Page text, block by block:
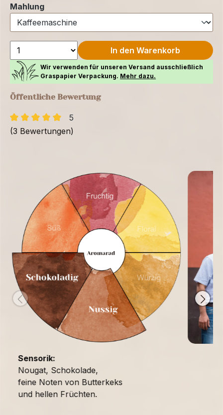
Mahlungauswählen
In den Warenkorb
Wir verwenden für unseren Versand ausschließlich
Graspapier Verpackung. Mehr dazu.
Öffentliche Bewertung
5
(3 Bewertungen)
Sensorik:
Nougat, Schokolade,
feine Noten von Butterkeks
und hellen Früchten.